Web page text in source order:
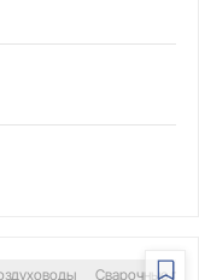
Сварочные